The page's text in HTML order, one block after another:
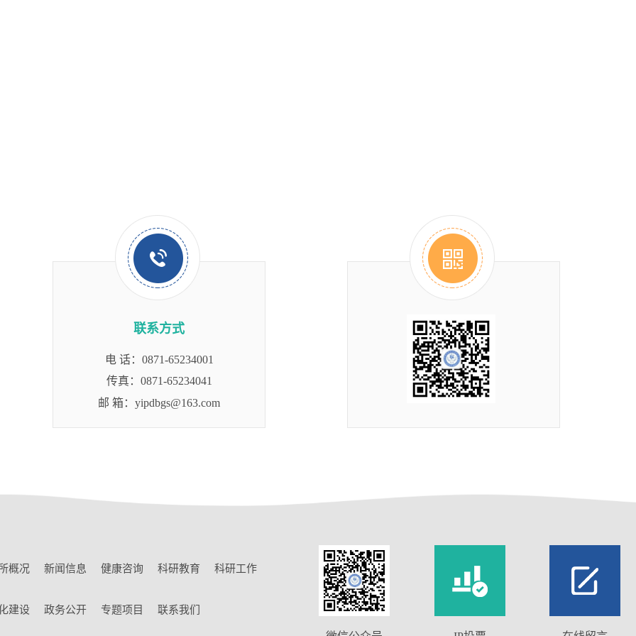
联系方式
电 话：0871-65234001
传真：0871-65234041
邮 箱：yipdbgs@163.com
概况 新闻信息 健康咨询 科研教育 科研工作
建设 政务公开 专题项目 联系我们